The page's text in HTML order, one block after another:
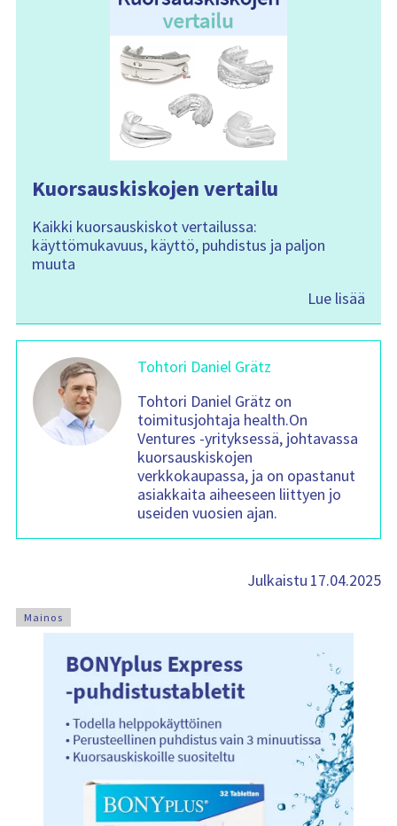
Kuorsauskiskojen vertailu
Kaikki kuorsauskiskot vertailussa:
käyttömukavuus, käyttö, puhdistus ja paljon
muuta
Lue lisää
Tohtori Daniel Grätz
Tohtori Daniel Grätz on
toimitusjohtaja health.On
Ventures -yrityksessä, johtavassa
kuorsauskiskojen
verkkokaupassa, ja on opastanut
asiakkaita aiheeseen liittyen jo
useiden vuosien ajan.
17.04.2025
Julkaistu
Mainos